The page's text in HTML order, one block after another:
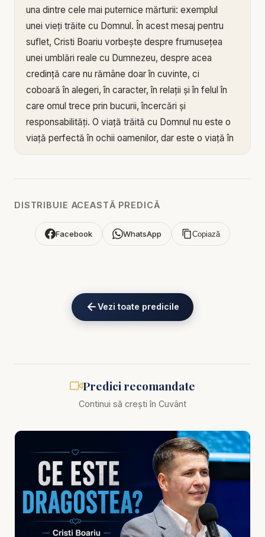
una dintre cele mai puternice mărturii: exemplul
unei vieți trăite cu Domnul. În acest mesaj pentru
suflet, Cristi Boariu vorbește despre frumusețea
unei umblări reale cu Dumnezeu, despre acea
credință care nu rămâne doar în cuvinte, ci
coboară în alegeri, în caracter, în relații și în felul în
care omul trece prin bucurii, încercări și
responsabilități. O viață trăită cu Domnul nu este o
viață perfectă în ochii oamenilor, dar este o viață în
Mesajul arată că exemplul nu înseamnă imagine
multe despre Dumnezeu, dar influențează puțin, și
credincioșie, în curăție, în răbdare, în seriozitate
spirituală și în felul în care omul Îl pune pe
viața care confirmă ceea ce buzele spun. Când
omul umblă cu Domnul, acest lucru începe să se
observe în liniștea lui, în vorbirea lui, în atitudinea lui
și în felul în care rămâne statornic chiar când trece
Predica aceasta este potrivită pentru cei care vor
să trăiască mai profund credința, pentru cei care
înțeleg că alții privesc nu doar la ce spunem, ci și la
cum trăim, și pentru toți cei care își doresc să lase
în urmă o mărturie frumoasă înaintea lui Dumnezeu
DISTRIBUIE ACEASTĂ PREDICĂ
Facebook WhatsApp Copiază
Vezi toate predicile
Predici recomandate
Continui să crești în Cuvânt